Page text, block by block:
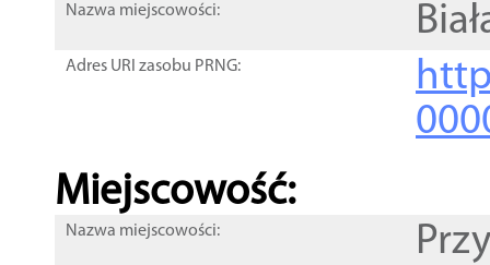
Nazwa miejscowości:
Adres URI zasobu PRNG:
Miejscowość:
Nazwa miejscowości: